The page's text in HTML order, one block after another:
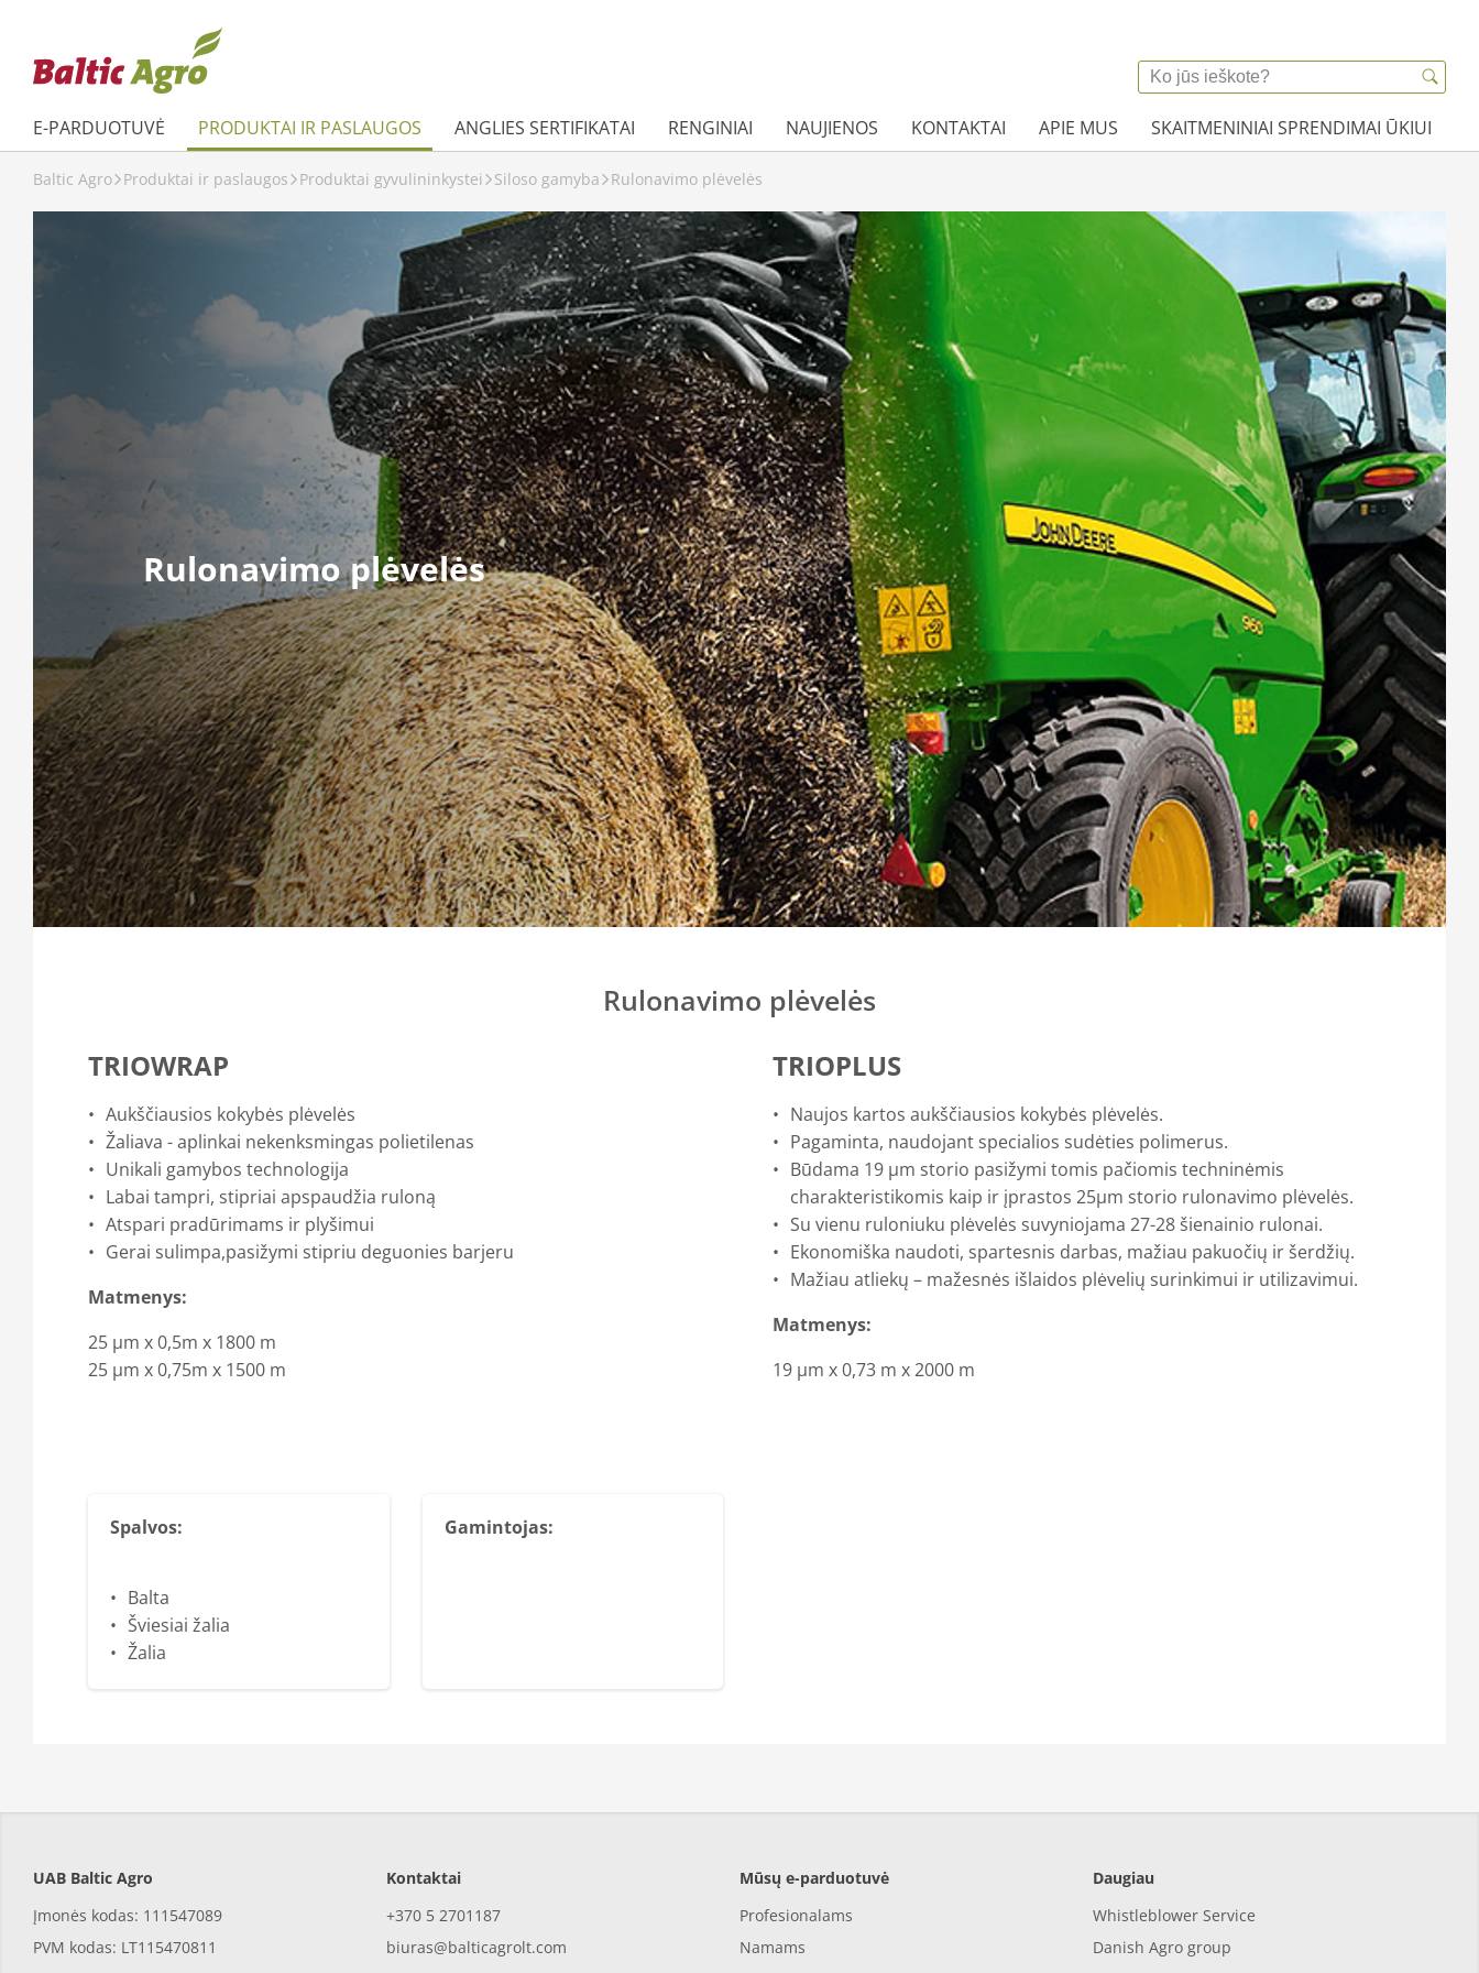
E-PARDUOTUVĖ PRODUKTAI IR PASLAUGOS ANGLIES SERTIFIKATAI RENGINIAI NAUJIENOS KONTAKTAI APIE MUS SKAITMENINIAI SPRENDIMAI ŪKIUI
Baltic Agro Produktai ir paslaugos Produktai gyvulininkystei Siloso gamyba Rulonavimo plėvelės
Rulonavimo plėvelės
Rulonavimo plėvelės
TRIOWRAP
Aukščiausios kokybės plėvelės
Žaliava - aplinkai nekenksmingas polietilenas
Unikali gamybos technologija
Labai tampri, stipriai apspaudžia ruloną
Atspari pradūrimams ir plyšimui
Gerai sulimpa,pasižymi stipriu deguonies barjeru
Matmenys:
25 μm x 0,5m x 1800 m
25 μm x 0,75m x 1500 m
TRIOPLUS
Naujos kartos aukščiausios kokybės plėvelės.
Pagaminta, naudojant specialios sudėties polimerus.
Būdama 19 μm storio pasižymi tomis pačiomis techninėmis
charakteristikomis kaip ir įprastos 25μm storio rulonavimo plėvelės.
Su vienu ruloniuku plėvelės suvyniojama 27-28 šienainio rulonai.
Ekonomiška naudoti, spartesnis darbas, mažiau pakuočių ir šerdžių.
Mažiau atliekų – mažesnės išlaidos plėvelių surinkimui ir utilizavimui.
Matmenys:
19 μm x 0,73 m x 2000 m
Spalvos:
Balta
Šviesiai žalia
Žalia
Gamintojas:
UAB Baltic Agro
Įmonės kodas: 111547089
PVM kodas: LT115470811
Kontaktai
+370 5 2701187
biuras@balticagrolt.com
Mūsų e-parduotuvė
Profesionalams
Namams
Daugiau
Whistleblower Service
Danish Agro group